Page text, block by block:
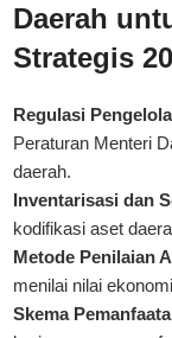
Daerah
Strategis
Regulasi
Peraturan Menteri
daerah.
Inventarisasi dan
kodifikasi aset
Metode Penilaian
menilai nilai
Skema